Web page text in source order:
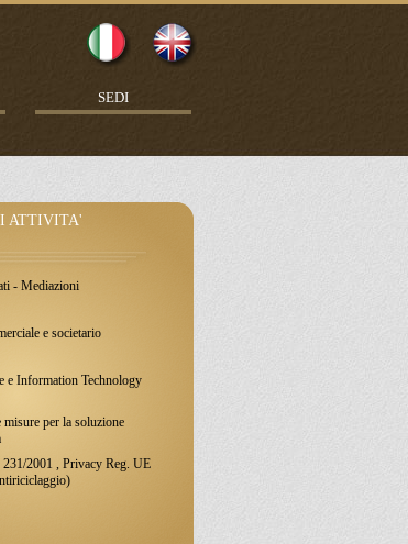
SEDI
ATTIVITA'
- Mediazioni
e societario
e Information Technology
per la soluzione
2001 , Privacy Reg. UE